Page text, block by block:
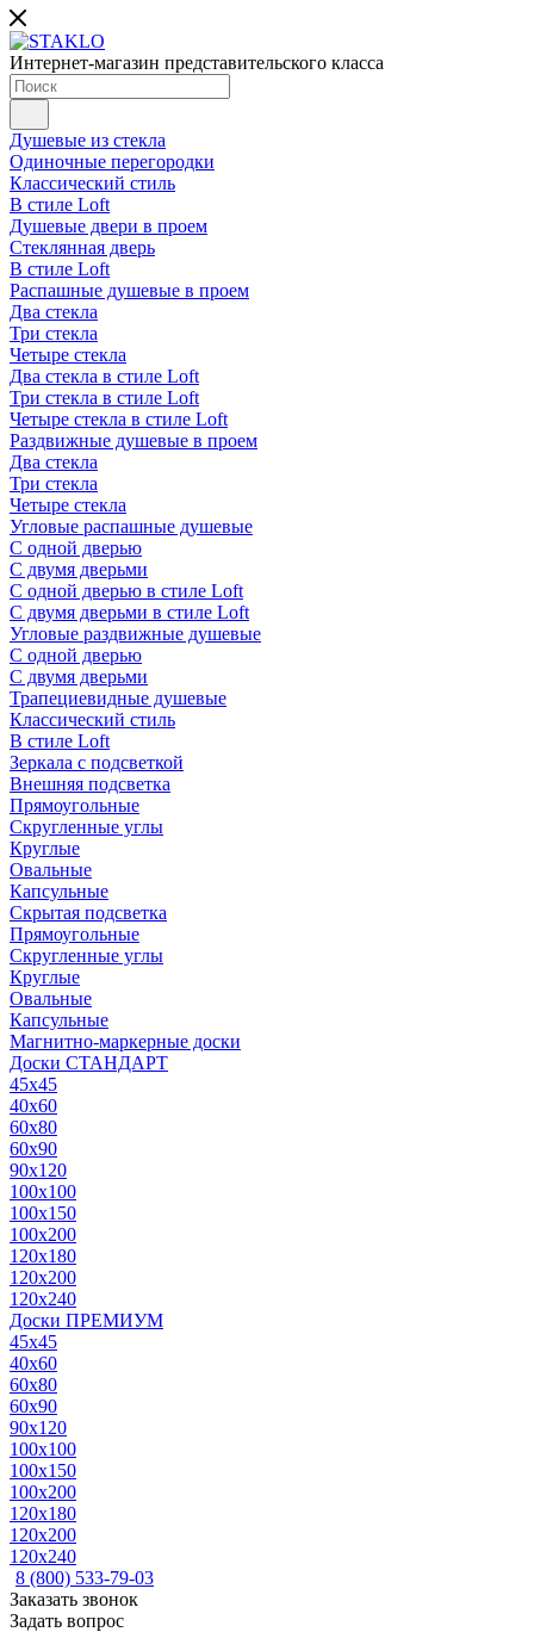
Интернет-магазин представительского класса
Душевые из стекла
Одиночные перегородки
Классический стиль
В стиле Loft
Душевые двери в проем
Стеклянная дверь
В стиле Loft
Распашные душевые в проем
Два стекла
Три стекла
Четыре стекла
Два стекла в стиле Loft
Три стекла в стиле Loft
Четыре стекла в стиле Loft
Раздвижные душевые в проем
Два стекла
Три стекла
Четыре стекла
Угловые распашные душевые
С одной дверью
С двумя дверьми
С одной дверью в стиле Loft
С двумя дверьми в стиле Loft
Угловые раздвижные душевые
С одной дверью
С двумя дверьми
Трапециевидные душевые
Классический стиль
В стиле Loft
Зеркала с подсветкой
Внешняя подсветка
Прямоугольные
Скругленные углы
Круглые
Овальные
Капсульные
Скрытая подсветка
Прямоугольные
Скругленные углы
Круглые
Овальные
Капсульные
Магнитно-маркерные доски
Доски СТАНДАРТ
45x45
40x60
60x80
60x90
90x120
100x100
100x150
100x200
120x180
120x200
120x240
Доски ПРЕМИУМ
45x45
40x60
60x80
60x90
90x120
100x100
100x150
100x200
120x180
120x200
120x240
8 (800) 533-79-03
Заказать звонок
Задать вопрос